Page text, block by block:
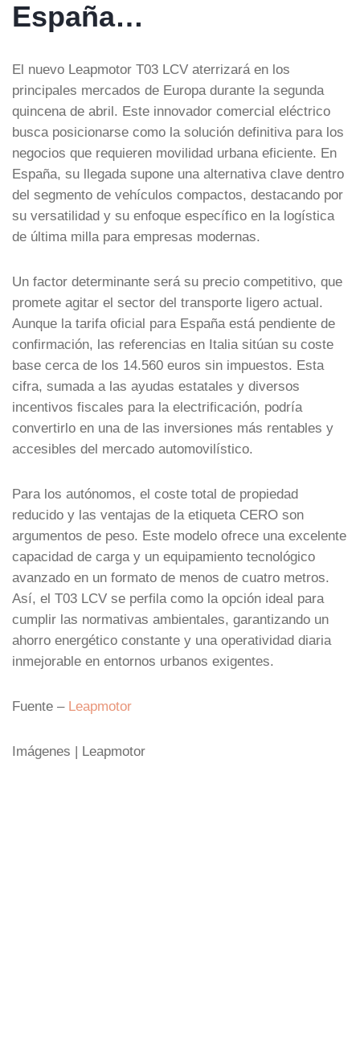
España…
El nuevo Leapmotor T03 LCV aterrizará en los
principales mercados de Europa durante la segunda
quincena de abril. Este innovador comercial eléctrico
busca posicionarse como la solución definitiva para los
negocios que requieren movilidad urbana eficiente. En
España, su llegada supone una alternativa clave dentro
del segmento de vehículos compactos, destacando por
su versatilidad y su enfoque específico en la logística
de última milla para empresas modernas.
Un factor determinante será su precio competitivo, que
promete agitar el sector del transporte ligero actual.
Aunque la tarifa oficial para España está pendiente de
confirmación, las referencias en Italia sitúan su coste
base cerca de los 14.560 euros sin impuestos. Esta
cifra, sumada a las ayudas estatales y diversos
incentivos fiscales para la electrificación, podría
convertirlo en una de las inversiones más rentables y
accesibles del mercado automovilístico.
Para los autónomos, el coste total de propiedad
reducido y las ventajas de la etiqueta CERO son
argumentos de peso. Este modelo ofrece una excelente
capacidad de carga y un equipamiento tecnológico
avanzado en un formato de menos de cuatro metros.
Así, el T03 LCV se perfila como la opción ideal para
cumplir las normativas ambientales, garantizando un
ahorro energético constante y una operatividad diaria
inmejorable en entornos urbanos exigentes.
Fuente – Leapmotor
Imágenes | Leapmotor